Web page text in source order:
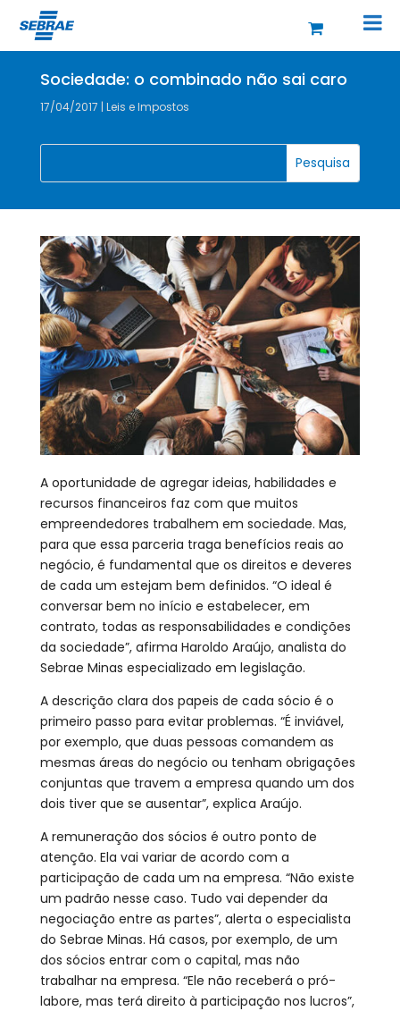
Sociedade: o combinado não sai caro
17/04/2017 | Leis e Impostos
A oportunidade de agregar ideias, habilidades e
recursos financeiros faz com que muitos
empreendedores trabalhem em sociedade. Mas,
para que essa parceria traga benefícios reais ao
negócio, é fundamental que os direitos e deveres
de cada um estejam bem definidos. “O ideal é
conversar bem no início e estabelecer, em
contrato, todas as responsabilidades e condições
da sociedade”, afirma Haroldo Araújo, analista do
Sebrae Minas especializado em legislação.
A descrição clara dos papeis de cada sócio é o
primeiro passo para evitar problemas. “É inviável,
por exemplo, que duas pessoas comandem as
mesmas áreas do negócio ou tenham obrigações
conjuntas que travem a empresa quando um dos
dois tiver que se ausentar”, explica Araújo.
A remuneração dos sócios é outro ponto de
atenção. Ela vai variar de acordo com a
participação de cada um na empresa. “Não existe
um padrão nesse caso. Tudo vai depender da
negociação entre as partes”, alerta o especialista
do Sebrae Minas. Há casos, por exemplo, de um
dos sócios entrar com o capital, mas não
trabalhar na empresa. “Ele não receberá o pró-
labore, mas terá direito à participação nos lucros”,